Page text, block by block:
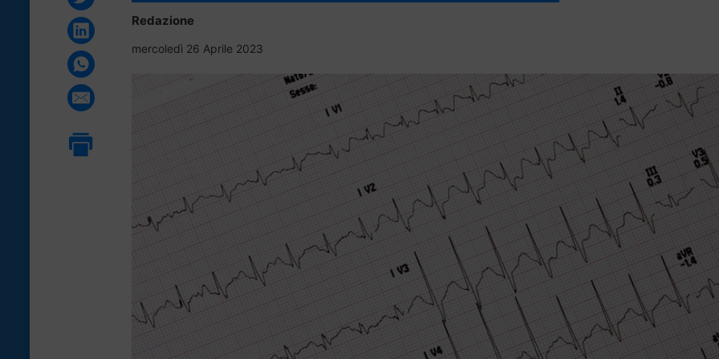
Redazione
mercoledì 26 Aprile 2023